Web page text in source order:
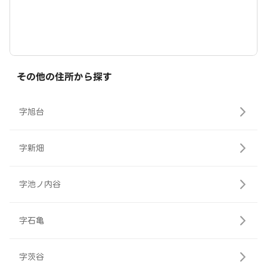
その他の住所から探す
字旭台
字新畑
字池ノ内谷
字石亀
字茨谷